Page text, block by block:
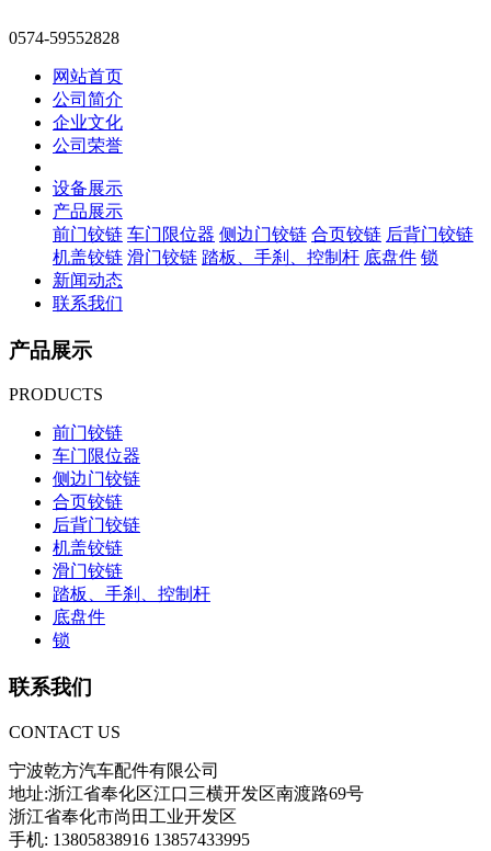
0574-59552828
网站首页
公司简介
企业文化
公司荣誉
设备展示
产品展示
前门铰链 车门限位器 侧边门铰链 合页铰链 后背门铰链
机盖铰链 滑门铰链 踏板、手刹、控制杆 底盘件 锁
新闻动态
联系我们
产品展示
PRODUCTS
前门铰链
车门限位器
侧边门铰链
合页铰链
后背门铰链
机盖铰链
滑门铰链
踏板、手刹、控制杆
底盘件
锁
联系我们
CONTACT US
宁波乾方汽车配件有限公司
地址:浙江省奉化区江口三横开发区南渡路69号
浙江省奉化市尚田工业开发区
手机: 13805838916 13857433995